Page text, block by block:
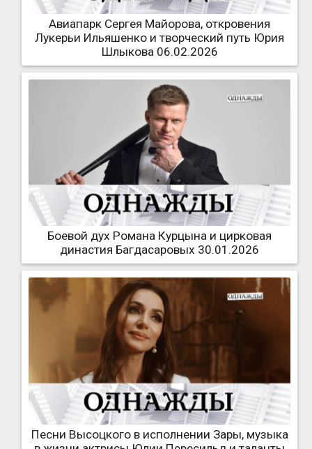
Авиапарк Сергея Майорова, откровения
Лукерьи Ильяшенко и творческий путь Юрия
Шлыкова 06.02.2026
Боевой дух Романа Курцына и цирковая
династия Багдасаровых 30.01.2026
Песни Высоцкого в исполнении Зары, музыка